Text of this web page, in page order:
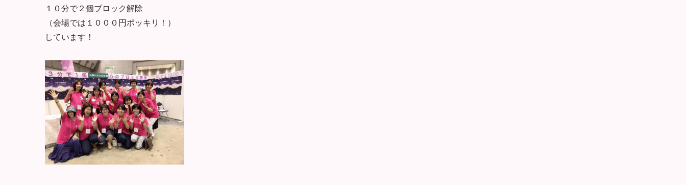
１０分で２個ブロック解除
（会場では１０００円ポッキリ！）
しています！